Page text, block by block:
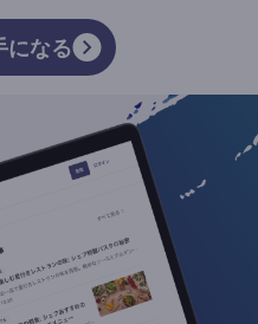
になる